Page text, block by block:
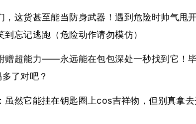
，这货甚至能当防身武器！遇到危险时帅气甩
到忘记逃跑（危险动作请勿模仿）
赠超能力——永远能在包包深处一秒找到它！
了对吧？
虽然它能挂在钥匙圈上cos吉祥物，但别真拿去